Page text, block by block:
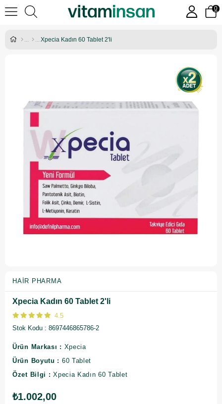
0
Xpecia Kadın 60 Tablet 2'li
HAIR PHARMA
Xpecia Kadın 60 Tablet 2'li
4.5
Stok Kodu
8697446865786-2
Ürün Markası : Xpecia
Ürün Boyutu : 60 Tablet
Özet Bilgi : Xpecia Kadın 60 Tablet
₺1.002,00